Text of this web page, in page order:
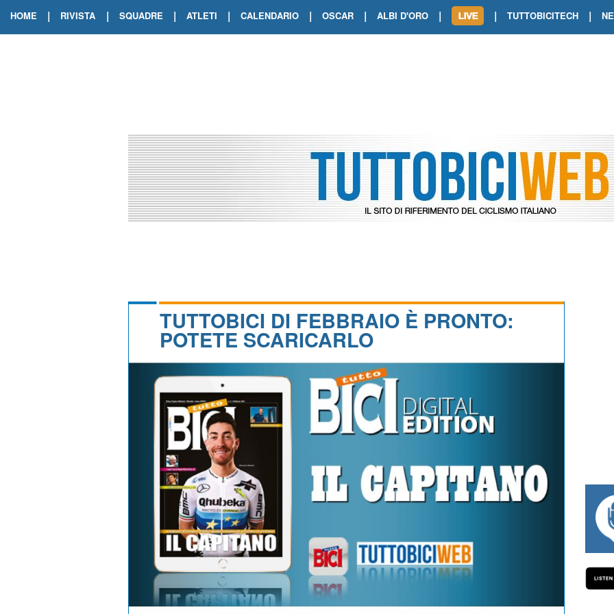
HOME | RIVISTA | SQUADRE | ATLETI | CALENDARIO | OSCAR | ALBI D'ORO |
TOUR DE FRANCE. ORCIERES-
TOUR DE FRANCE. A VOIRON
| TUTTOBICITECH |
TUTTOBICI DI FEBBRAIO È PRONTO:
POTETE SCARICARLO
#334 CHARLY WEGELIUS, MAURO